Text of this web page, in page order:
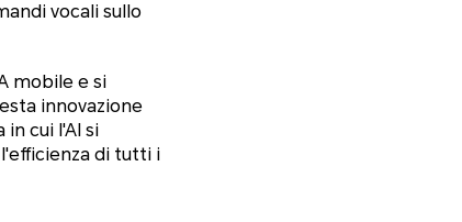
vocali sullo
mobile e si
innovazione
cui l'AI si
di tutti i